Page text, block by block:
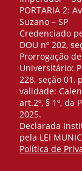
PORTARIA 2:
Suzano – SP
Credenciado
DOU nº 202,
Prorrogação
Universitário:
228, seção 01,
validade:
art.2º, § 1º, da
2025.
Declarada
pela LEI
Política de